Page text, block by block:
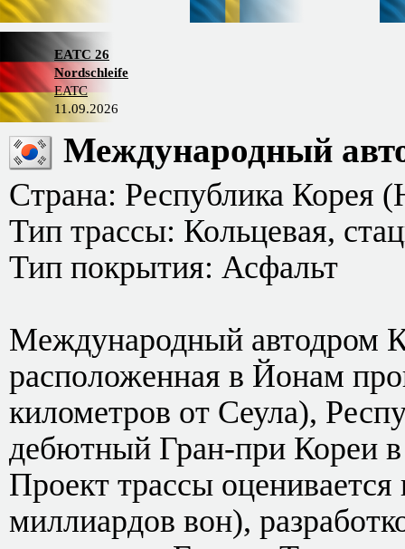
EATC 26
Nordschleife
EATC
11.09.2026
Международный
Страна: Республика Корея
Тип трассы: Кольцевая,
Тип покрытия: Асфальт
Международный автодром
расположенная в Йонам
километров от Сеула),
дебютный Гран-при Кореи
Проект трассы
миллиардов вон),